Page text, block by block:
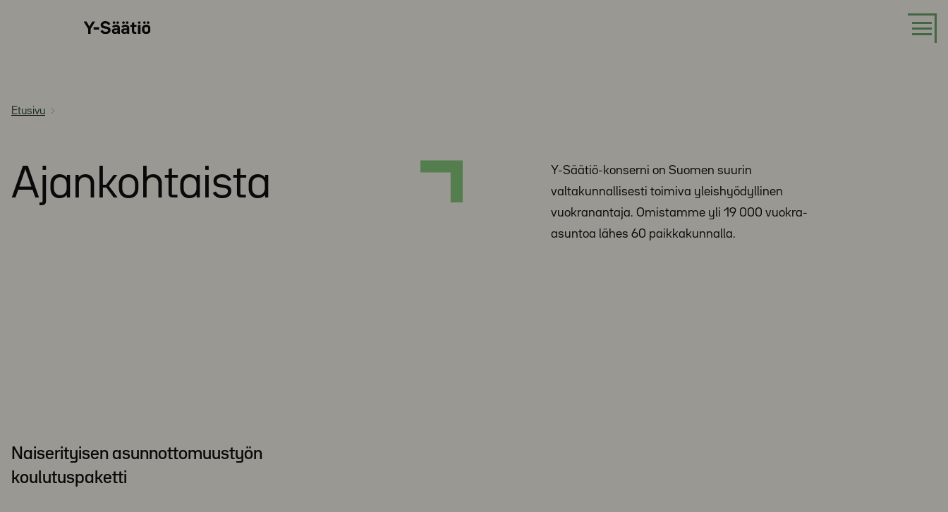
Etusivu
Ajankohtaista
Y-Säätiö-konserni on Suomen suurin
valtakunnallisesti toimiva yleishyödyllinen
vuokranantaja. Omistamme yli 19 000 vuokra-
asuntoa lähes 60 paikkakunnalla.
Naiserityisen asunnottomuustyön
koulutuspaketti